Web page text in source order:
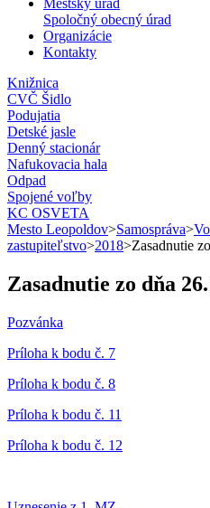
Spoločný obecný úrad
Organizácie
Kontakty
Knižnica
CVČ Šidlo
Podujatia
Detské jasle
Denný stacionár
Nafukovacia hala
Odpad
Spojené voľby
KC OSVETA
Mesto Leopoldov>Samospráva>
zastupiteľstvo>2018>Zasadnutie
Zasadnutie zo dňa
Pozvánka
Príloha k bodu č. 7
Príloha k bodu č. 8
Príloha k bodu č. 11
Príloha k bodu č. 12